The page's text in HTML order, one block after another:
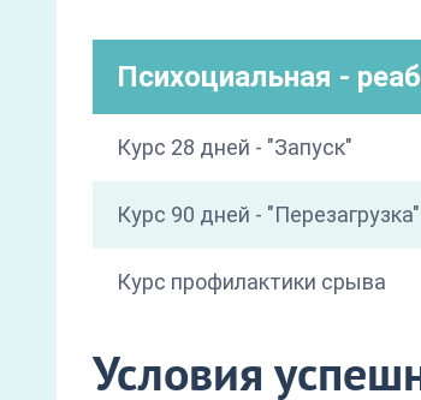
Психоциальная -
Курс 28 дней - "Запуск"
Курс 90 дней - "Перезагрузка"
Курс профилактики срыва
Условия